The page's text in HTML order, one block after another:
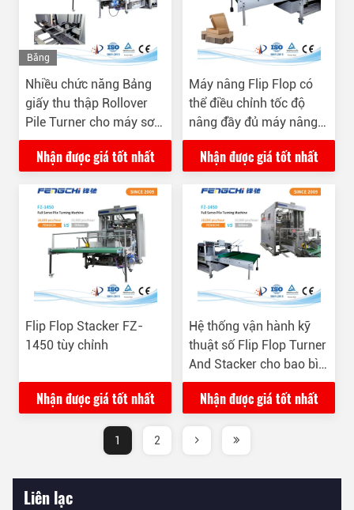
Băng
Nhiều chức năng Bảng
giấy thu thập Rollover
Pile Turner cho máy sơn
sáo
Nhận được giá tốt nhất
Máy nâng Flip Flop có
thể điều chỉnh tốc độ
nâng đầy đủ máy nâng
máy giấy công nghiệp
cho đóng gói
Nhận được giá tốt nhất
Flip Flop Stacker FZ-
1450 tùy chỉnh
Nhận được giá tốt nhất
Hệ thống vận hành kỹ
thuật số Flip Flop Turner
And Stacker cho bao bì
carton lồi
Nhận được giá tốt nhất
1 2
Liên lạc